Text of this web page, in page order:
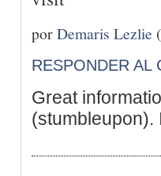
porDemaris Lezlie
RESPONDER AL
Great
(stumbleupon).